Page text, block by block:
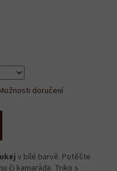
doručení
v bílé barvě. Potěšte
či kamaráda. Triko s